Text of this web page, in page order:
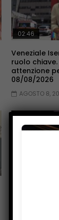
Guarda Dopo
02:46
Veneziale
ruolo
attenzione
08/08/2026
AGOSTO 8,
Guarda Dopo